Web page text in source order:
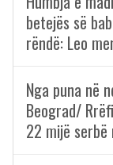
betejës së
rëndë: Leo
Nga puna në
Beograd/
22 mijë serbë